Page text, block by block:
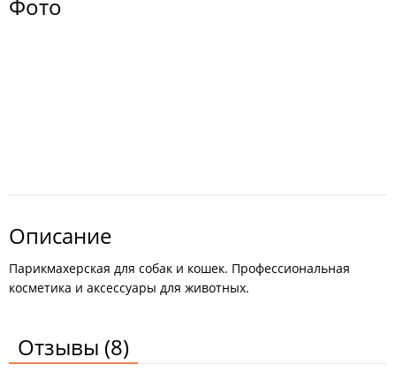
Фото
Описание
Парикмахерская для собак и кошек. Профессиональная
косметика и аксессуары для животных.
Отзывы (8)